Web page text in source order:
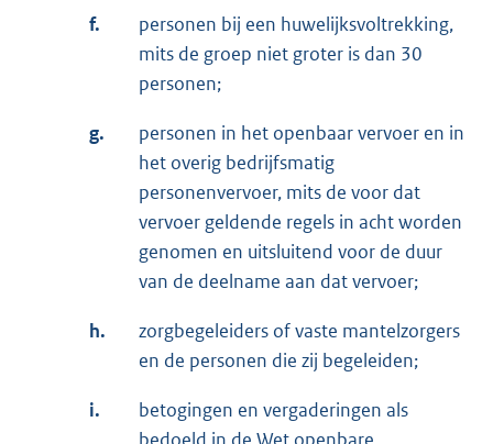
f.
personen bij een huwelijksvoltrekking,
mits de groep niet groter is dan 30
personen;
g.
personen in het openbaar vervoer en in
het overig bedrijfsmatig
personenvervoer, mits de voor dat
vervoer geldende regels in acht worden
genomen en uitsluitend voor de duur
van de deelname aan dat vervoer;
h.
zorgbegeleiders of vaste mantelzorgers
en de personen die zij begeleiden;
i.
betogingen en vergaderingen als